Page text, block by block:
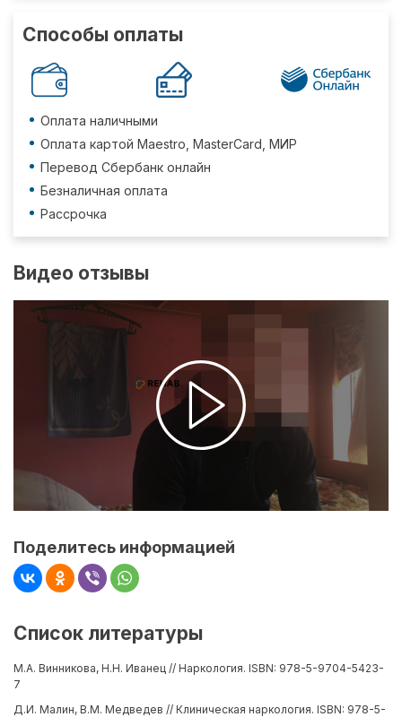
Способы оплаты
Оплата наличными
Оплата картой Maestro, MasterCard, МИР
Перевод Сбербанк онлайн
Безналичная оплата
Рассрочка
Видео отзывы
Поделитесь информацией
Список литературы
М.А. Винникова, Н.Н. Иванец // Наркология. ISBN: 978-5-9704-5423-
7
Д.И. Малин, В.М. Медведев // Клиническая наркология. ISBN: 978-5-